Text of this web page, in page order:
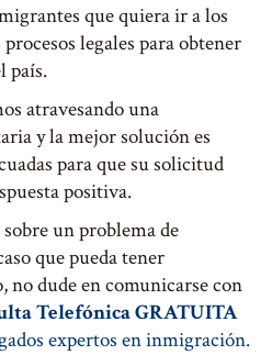
que quiera ir a los
legales para obtener
país.
atravesando una
y la mejor solución es
para que su solicitud
positiva.
un problema de
que pueda tener
no dude en comunicarse con
Telefónica GRATUITA
expertos en inmigración.